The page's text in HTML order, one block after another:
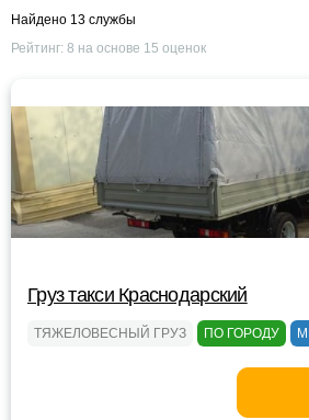
Найдено 13 службы
Рейтинг: 8 на основе 15 оценок
Груз такси Краснодарский
ТЯЖЕЛОВЕСНЫЙ ГРУЗ ПО ГОРОДУ